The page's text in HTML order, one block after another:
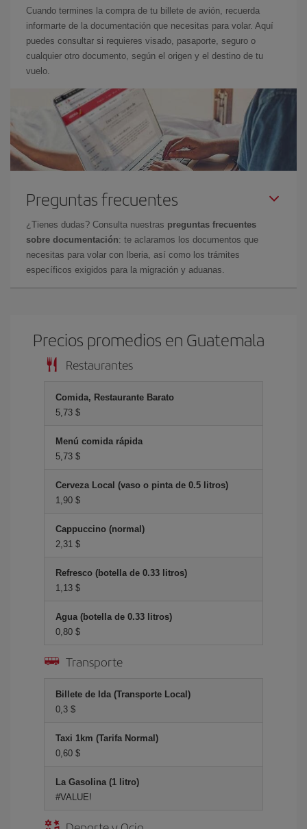
Cuando termines la compra de tu billete de avión, recuerda
informarte de la documentación que necesitas para volar. Aquí
puedes consultar si requieres visado, pasaporte, seguro o
cualquier otro documento, según el origen y el destino de tu
vuelo.
Preguntas frecuentes
¿Tienes dudas? Consulta nuestras preguntas frecuentes
sobre documentación: te aclaramos los documentos que
necesitas para volar con Iberia, así como los trámites
específicos exigidos para la migración y aduanas.
Precios promedios en Guatemala
Restaurantes
Comida, Restaurante Barato
5,73 $
Menú comida rápida
5,73 $
Cerveza Local (vaso o pinta de 0.5 litros)
1,90 $
Cappuccino (normal)
2,31 $
Refresco (botella de 0.33 litros)
1,13 $
Agua (botella de 0.33 litros)
0,80 $
Transporte
Billete de Ida (Transporte Local)
0,3 $
Taxi 1km (Tarifa Normal)
0,60 $
La Gasolina (1 litro)
#VALUE!